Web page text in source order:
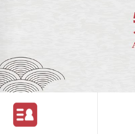
省老字号企业协会 2022 年会员会费收缴工作